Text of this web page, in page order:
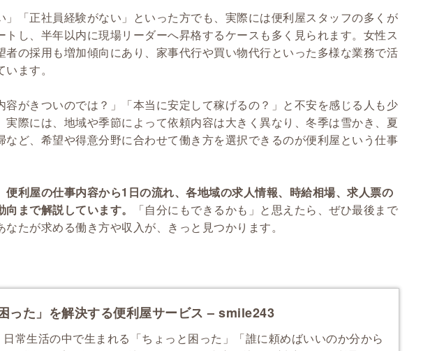
」「正社員経験がない」といった方でも、実際には便利屋スタッフの多くが
トし、半年以内に現場リーダーへ昇格するケースも多く見られます。女性ス
者の採用も増加傾向にあり、家事代行や買い物代行といった多様な業務で活
ます。
容がきついのでは？」「本当に安定して稼げるの？」と不安を感じる人も少
実際には、地域や季節によって依頼内容は大きく異なり、冬季は雪かき、夏
など、希望や得意分野に合わせて働き方を選択できるのが便利屋という仕事
便利屋の仕事内容から1日の流れ、各地域の求人情報、時給相場、求人票の
まで解説しています。
「自分にもできるかも」と思えたら、ぜひ最後まで
なたが求める働き方や収入が、きっと見つかります。
った」を解決する便利屋サービス – smile243
常生活の中で生まれる「ちょっと困った」「誰に頼めばいいのか分から